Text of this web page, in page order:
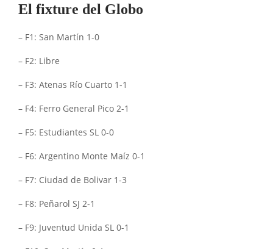
El fixture del Globo
– F1: San Martín 1-0
– F2: Libre
– F3: Atenas Río Cuarto 1-1
– F4: Ferro General Pico 2-1
– F5: Estudiantes SL 0-0
– F6: Argentino Monte Maíz 0-1
– F7: Ciudad de Bolivar 1-3
– F8: Peñarol SJ 2-1
– F9: Juventud Unida SL 0-1